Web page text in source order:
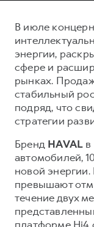
HAVAL Лизинг
Коллекция CITY
Коллекция
Коллекция
Коллекция
Коллекция
Коллекция
В июле
энергии,
сфере и
рынках.
стабильный
подряд, что
стратегии
Бренд HAVAL
автомобилей,
новой
превышают
течение двух